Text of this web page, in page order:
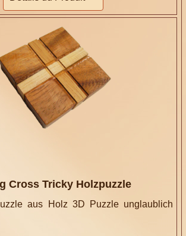
Cross Tricky Holzpuzzle
aus Holz 3D Puzzle unglaublich